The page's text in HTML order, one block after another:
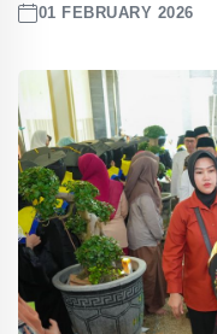
01 FEBRUARY 2026